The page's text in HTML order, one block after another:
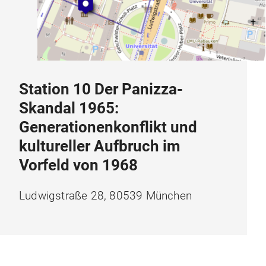
Station 10 Der Panizza-
Skandal 1965:
Generationenkonflikt und
kultureller Aufbruch im
Vorfeld von 1968
Ludwigstraße 28, 80539 München